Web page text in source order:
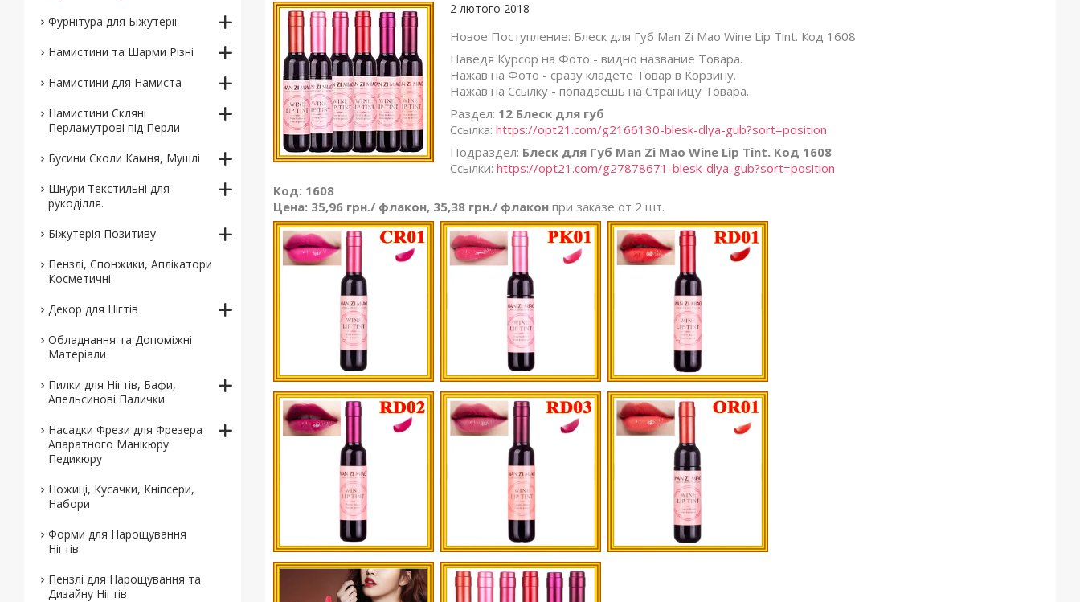
2 лютого 2018
Новое Поступление: Блеск для Губ Man Zi Mao Wine Lip Tint. Код 1608
Наведя Курсор на Фото - видно название Товара.
Нажав на Фото - сразу кладете Товар в Корзину.
Нажав на Ссылку - попадаешь на Страницу Товара.
Раздел: 12 Блеск для губ
Ссылка: https://opt21.com/g2166130-blesk-dlya-gub?sort=position
Подраздел: Блеск для Губ Man Zi Mao Wine Lip Tint. Код 1608
Ссылки: https://opt21.com/g27878671-blesk-dlya-gub?sort=position
Код: 1608
Цена: 35,96 грн./ флакон, 35,38 грн./ флакон при заказе от 2 шт.
Фурнітура для Біжутерії
Намистини та Шарми Різні
Намистини для Намиста
Намистини Скляні
Перламутрові під Перли
Бусини Сколи Камня, Мушлі
Шнури Текстильні для
рукоділля.
Біжутерія Позитиву
Пензлі, Спонжики, Аплікатори
Косметичні
Декор для Нігтів
Обладнання та Допоміжні
Матеріали
Пилки для Нігтів, Бафи,
Апельсинові Палички
Насадки Фрези для Фрезера
Апаратного Манікюру
Педикюру
Ножиці, Кусачки, Кніпсери,
Набори
Форми для Нарощування
Нігтів
Пензлі для Нарощування та
Дизайну Нігтів